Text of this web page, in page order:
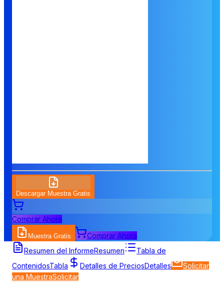
Descargar Muestra Gratis
Comprar Ahora
Muestra Gratis
Comprar Ahora
Resumen del InformeResumen
Tabla de
ContenidosTabla Detalles de PreciosDetalles
Solicitar
una MuestraSolicitar